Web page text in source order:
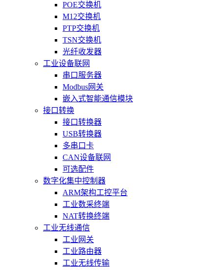
POE交换机
M12交换机
PTP交换机
TSN交换机
光纤收发器
工业设备联网
串口服务器
Modbus网关
嵌入式智能通信模块
接口转换
接口转换器
USB转换器
多串口卡
CAN设备联网
可选配件
数字化集中控制器
ARM架构工控平台
工业数采终端
NAT转换终端
工业无线通信
工业网关
工业路由器
工业无线传输